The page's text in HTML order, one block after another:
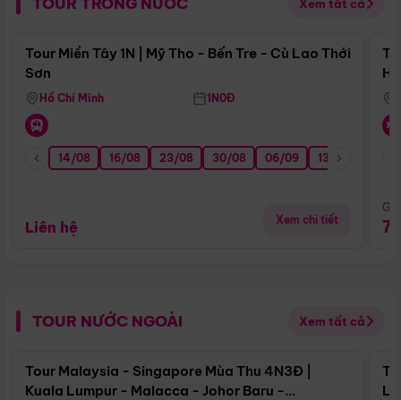
Xem tất cả
Điểm nổi bật
Tour Miền Tây 1N | Mỹ Tho - Bến Tre - Cù Lao Thới
Sơn
Hồ Chí Minh 1N0Đ
14/08 16/08 23/08 30/08 06/09 13/09
Liên hệ Xem chi tiết
TOUR NƯỚC NGOÀI Xem tất cả
Điểm nổi bật
Tour Malaysia - Singapore Mùa Thu 4N3Đ |
Kuala Lumpur - Malacca - Johor Baru -